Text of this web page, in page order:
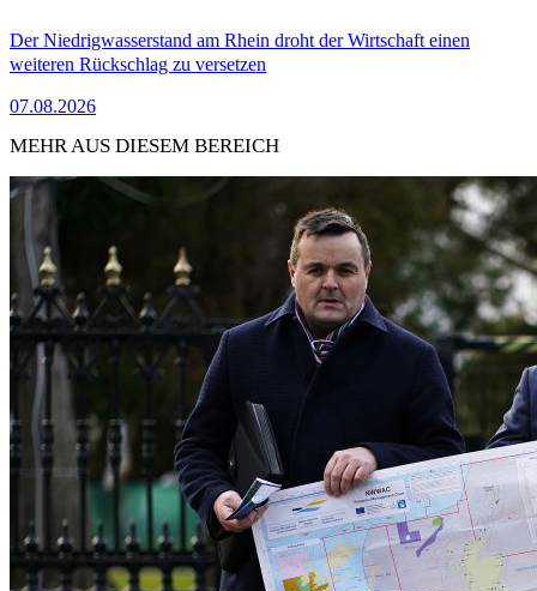
Der Niedrigwasserstand am Rhein droht der Wirtschaft einen
weiteren Rückschlag zu versetzen
07.08.2026
MEHR AUS DIESEM BEREICH